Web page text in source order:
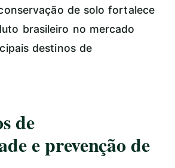
de solo fortalece
brasileiro no mercado
destinos de
de
e prevenção de